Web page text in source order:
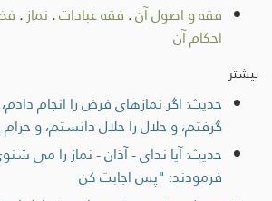
فقه و اصول آن. فقه عبادات. نماز .
احکام آن
بیشتر
حديث: اگر نمازهای فرض را انجام
گرفتم، و حلال را حلال دانستم، و
حديث: آيا نداى - آذان - نماز را مى
فرمودند: "پس اجابت کن